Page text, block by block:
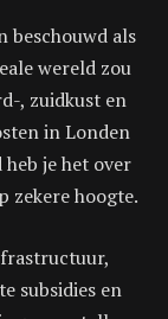
beschouwd als
wereld zou
, zuidkust en
in Londen
je het over
zekere hoogte.
subsidies en